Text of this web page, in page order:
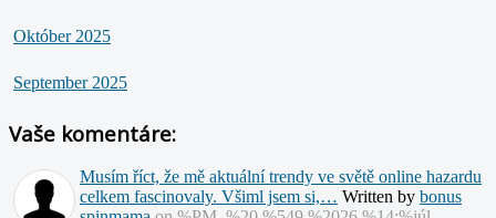
Október 2025
September 2025
Vaše komentáre:
Musím říct, že mě aktuální trendy ve světě online hazardu
celkem fascinovaly. Všiml jsem si,… Written by bonus